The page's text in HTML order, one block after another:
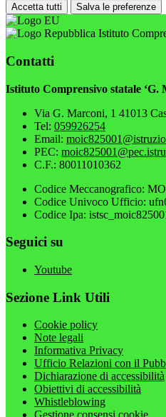
Accetta tutti Salva le preferenze
Istituto
Contatti
Istituto Comprensivo statale ‘G.
Via G. Marconi, 1 41013
Tel: 059926254
Email:
PEC:
C.F.: 80011010362
Codice Meccanografico:
Codice Univoco Ufficio:
Codice Ipa:
Seguici su
Youtube
Sezione Link Utili
Cookie policy
Note legali
Informativa Privacy
Ufficio Relazioni con il
Dichiarazione di accessibilità
Obiettivi di accessibilità
Whistleblowing